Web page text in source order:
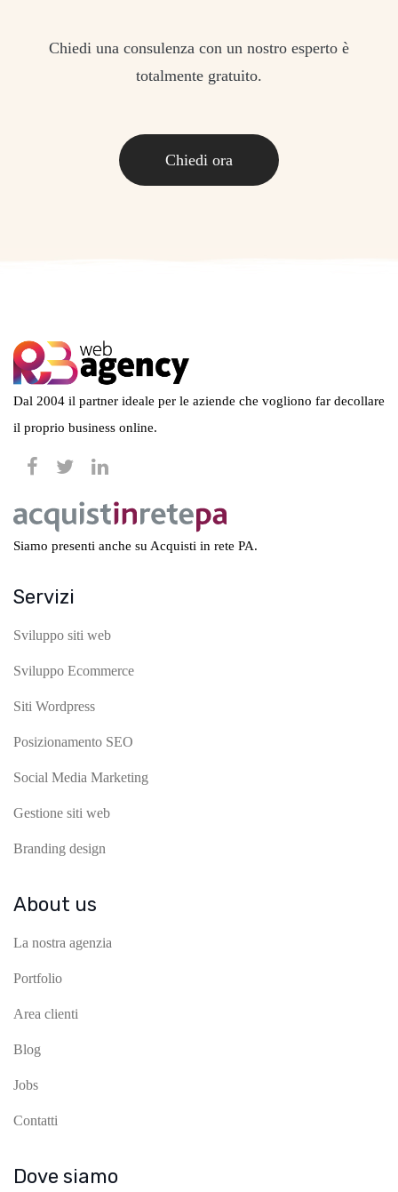
Chiedi una consulenza con un nostro esperto è
totalmente gratuito.
Chiedi ora
Dal 2004 il partner ideale per le aziende che vogliono far decollare
il proprio business online.
Siamo presenti anche su Acquisti in rete PA.
Servizi
Sviluppo siti web
Sviluppo Ecommerce
Siti Wordpress
Posizionamento SEO
Social Media Marketing
Gestione siti web
Branding design
About us
La nostra agenzia
Portfolio
Area clienti
Blog
Jobs
Contatti
Dove siamo